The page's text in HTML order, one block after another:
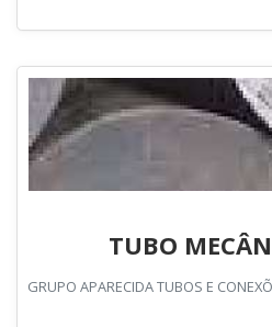
TUBO
GRUPO APARECIDA TUBOS E